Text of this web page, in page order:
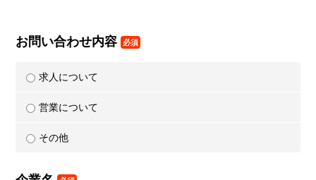
お問い合わせ内容 必須
求人に​ついて
営業に​ついて
その他